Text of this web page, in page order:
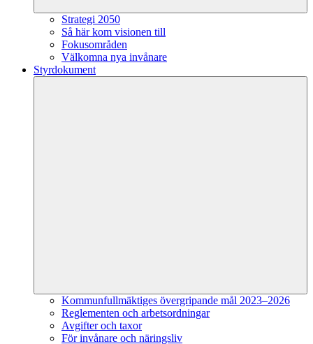
Strategi 2050
Så här kom visionen till
Fokusområden
Välkomna nya invånare
Styrdokument
Kommunfullmäktiges övergripande mål 2023–2026
Reglementen och arbetsordningar
Avgifter och taxor
För invånare och näringsliv